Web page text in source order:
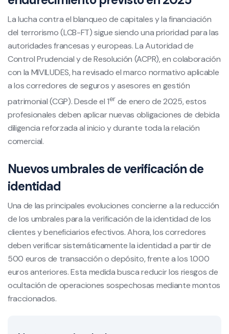
La lucha contra el blanqueo de capitales y la financiación
del terrorismo (LCB-FT) sigue siendo una prioridad para las
autoridades francesas y europeas. La Autoridad de
Control Prudencial y de Resolución (ACPR), en colaboración
con la MIVILUDES, ha revisado el marco normativo aplicable
a los corredores de seguros y asesores en gestión
patrimonial (CGP). Desde el 1er de enero de 2025, estos
profesionales deben aplicar nuevas obligaciones de debida
diligencia reforzada al inicio y durante toda la relación
comercial.
Nuevos umbrales de verificación de
identidad
Una de las principales evoluciones concierne a la reducción
de los umbrales para la verificación de la identidad de los
clientes y beneficiarios efectivos. Ahora, los corredores
deben verificar sistemáticamente la identidad a partir de
500 euros de transacción o depósito, frente a los 1.000
euros anteriores. Esta medida busca reducir los riesgos de
ocultación de operaciones sospechosas mediante montos
fraccionados.